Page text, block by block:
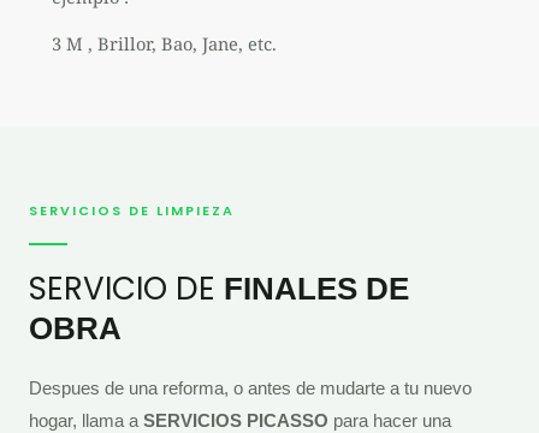
3 M , Brillor, Bao, Jane, etc.
SERVICIOS DE LIMPIEZA
SERVICIO DE FINALES DE
OBRA
Despues de una reforma, o antes de mudarte a tu nuevo
hogar, llama aSERVICIOS PICASSO para hacer una